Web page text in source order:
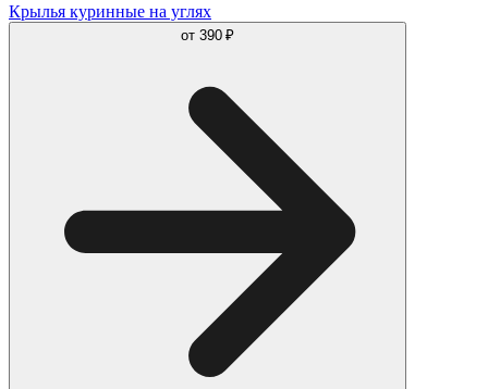
Крылья куринные на углях
от 390 ₽